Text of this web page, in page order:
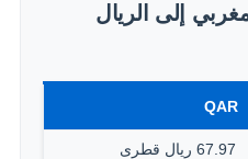
إلى الريال
QAR
67.97 ريال قطرى